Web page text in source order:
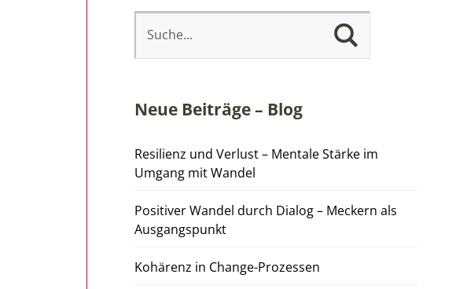
Neue Beiträge – Blog
Resilienz und Verlust – Mentale Stärke im
Umgang mit Wandel
Positiver Wandel durch Dialog – Meckern als
Ausgangspunkt
Kohärenz in Change-Prozessen